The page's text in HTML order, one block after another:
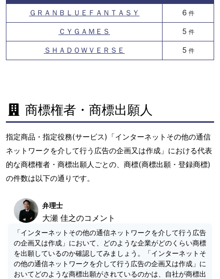
ＧＲＡＮＢＬＵＥＦＡＮＴＡＳＹ
6 件
ＣＹＧＡＭＥＳ 5 件
ＳＨＡＤＯＷＶＥＲＳＥ 5 件
商標権者・商標出願人
指定商品・指定役務(サービス)「インターネットその他の通信
ネットワークを介して行う広告の企画又は作成」における代表
的な商標権者・商標出願人ごとの、商標(商標出願・登録商標)
の件数は以下の通りです。
弁理士
大瀬 佳之のコメント
「インターネットその他の通信ネットワークを介して行う広告
の企画又は作成」において、どのような企業がどのくらい商標
を出願しているのか確認してみましょう。「インターネットそ
の他の通信ネットワークを介して行う広告の企画又は作成」に
おいてどのような商標出願がされているのかは、自社が商標出